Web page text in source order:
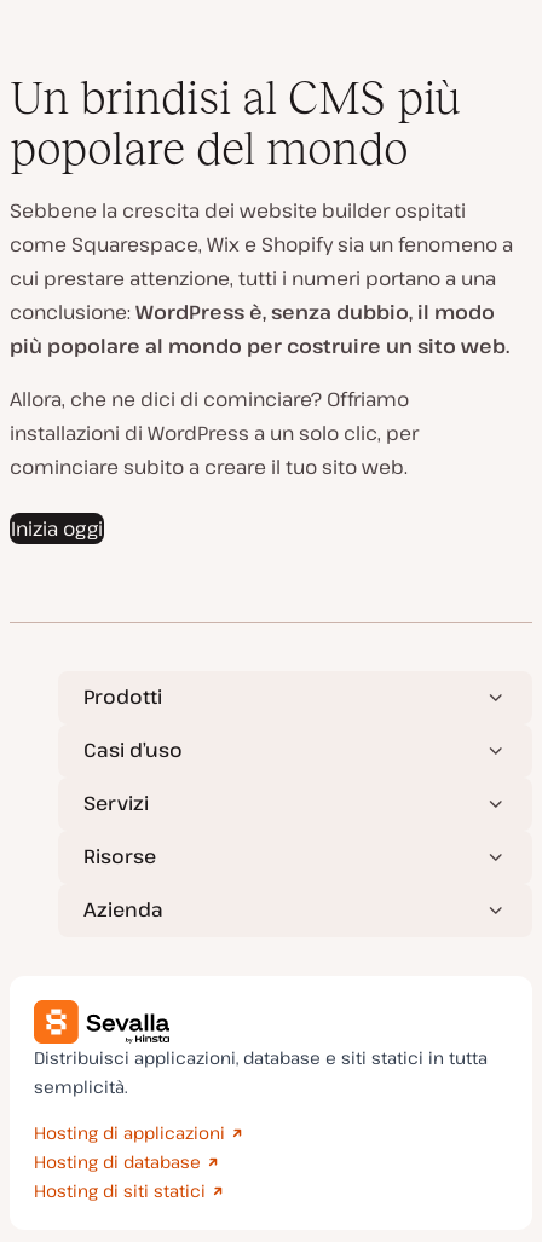
Un brindisi al CMS più
popolare del mondo
Sebbene la crescita dei website builder ospitati
come Squarespace, Wix e Shopify sia un fenomeno a
cui prestare attenzione, tutti i numeri portano a una
conclusione: WordPress è, senza dubbio, il modo
più popolare al mondo per costruire un sito web.
Allora, che ne dici di cominciare? Offriamo
installazioni di WordPress a un solo clic, per
cominciare subito a creare il tuo sito web.
Inizia oggi
Prodotti
Casi d’uso
Servizi
Risorse
Azienda
Distribuisci applicazioni, database e siti statici in tutta
semplicità.
Hosting di applicazioni
Hosting di database
Hosting di siti statici